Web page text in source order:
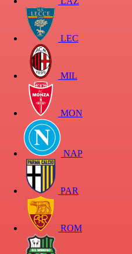
LEC
MIL
MON
NAP
PAR
ROM